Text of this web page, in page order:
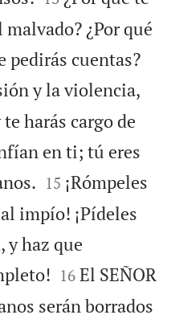
¿Por qué
pedirás cuentas?
y la violencia,
harás cargo de
en ti; tú eres


15 ¡Rómpeles
impío! ¡Pídeles
y haz que


16 El SEÑOR
serán borrados